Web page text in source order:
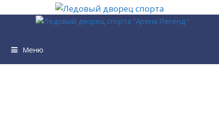
Перейти
содержимому
Меню